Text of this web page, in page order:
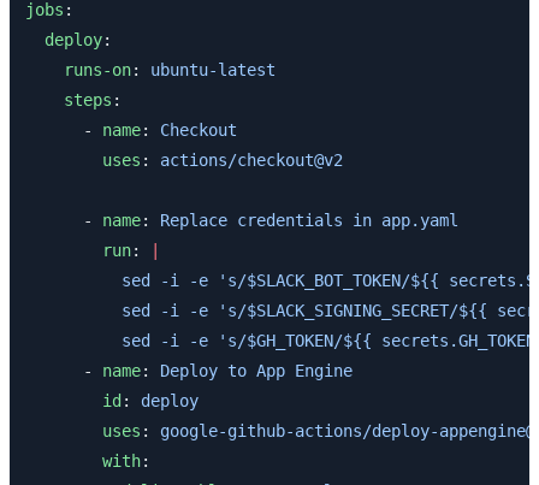
jobs :
  deploy
:
    runs-on
: ubuntu-latest
    steps
:
      -
name: Checkout
        uses
: actions/checkout@v2
      -
name: Replace credentials in app.yaml
        run
:
sed -i -e 's/$SLACK_BOT_TOKEN/${{
sed -i -e 's/$SLACK_SIGNING_SECRET/${{
sed -i -e 's/$GH_TOKEN/${{
      -
name: Deploy to App Engine
        id
: deploy
        uses
: google-github-actions/deploy-
        with
: